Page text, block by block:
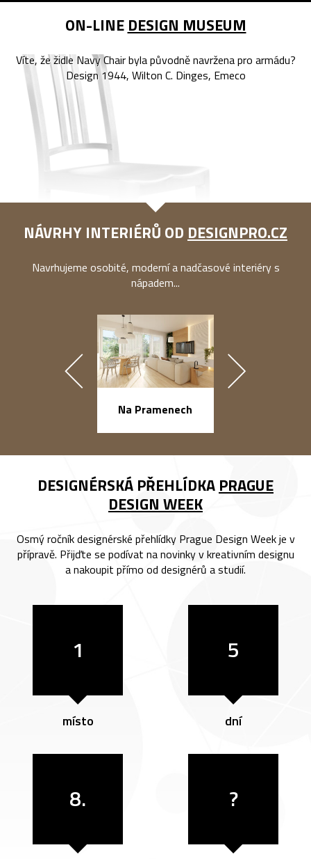
ON-LINE DESIGN MUSEUM
Víte, že židle Navy Chair byla původně navržena pro armádu?
Design 1944, Wilton C. Dinges, Emeco
NÁVRHY INTERIÉRŮ OD DESIGNPRO.CZ
Navrhujeme osobité, moderní a nadčasové interiéry s
nápadem...
Na Pramenech
DESIGNÉRSKÁ PŘEHLÍDKA PRAGUE
DESIGN WEEK
Osmý ročník designérské přehlídky Prague Design Week je v
přípravě. Přijďte se podívat na novinky v kreativním designu
a nakoupit přímo od designérů a studií.
1
místo
5
dní
8. ?